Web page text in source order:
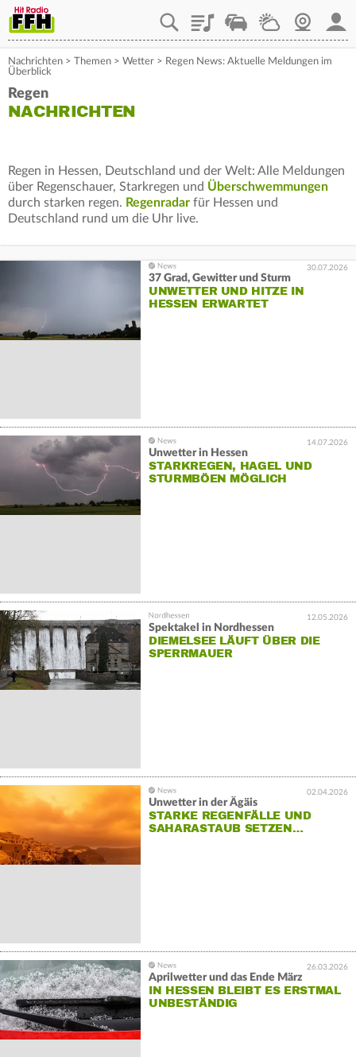
PlaylistStaupilotWetterWebcam
Nachrichten > Themen > Wetter > Regen News: Aktuelle Meldungen im
Überblick
Regen
NACHRICHTEN
Regen in Hessen, Deutschland und der Welt: Alle Meldungen
über Regenschauer, Starkregen und Überschwemmungen
durch starken regen. Regenradar für Hessen und
Deutschland rund um die Uhr live.
30.07.2026
37 Grad, Gewitter und Sturm
UNWETTER UND HITZE IN
HESSEN ERWARTET
14.07.2026
Unwetter in Hessen
STARKREGEN, HAGEL UND
STURMBÖEN MÖGLICH
12.05.2026
Spektakel in Nordhessen
DIEMELSEE LÄUFT ÜBER DIE
SPERRMAUER
02.04.2026
Unwetter in der Ägäis
STARKE REGENFÄLLE UND
SAHARASTAUB SETZEN…
26.03.2026
Aprilwetter und das Ende März
IN HESSEN BLEIBT ES ERSTMAL
UNBESTÄNDIG